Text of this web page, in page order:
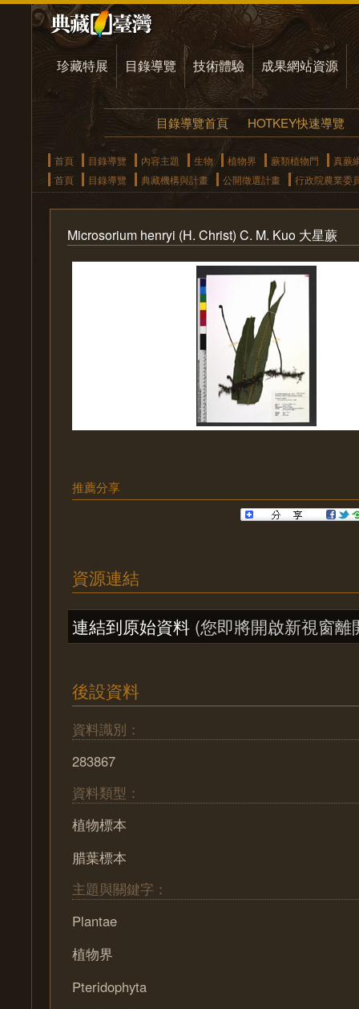
珍藏特展 目錄導覽 技術體驗 成果網站資源
目錄導覽首頁 HOTKEY快速導覽
首頁 目錄導覽 內容主題 生物 植物界 蕨類植物門
真蕨
首頁
目錄導覽 典藏機構與計畫 公開徵選計畫 行政院農業委
Microsorium henryi (H. Christ) C. M. Kuo 大星蕨
推薦分享
資源連結
連結到原始資料 (您即將開啟新視窗離
後設資料
資料識別：
283867
資料類型：
植物標本
腊葉標本
主題與關鍵字：
Plantae
植物界
Pteridophyta